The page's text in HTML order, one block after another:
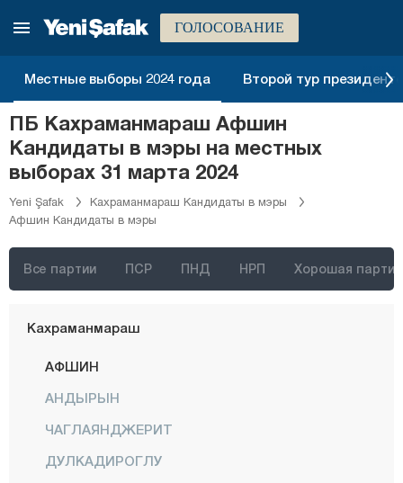
ГОЛОСОВАНИЕ
Местные выборы 2024 года Второй тур
ПБ Кахраманмараш Афшин
Кандидаты в мэры на местных
выборах 31 марта 2024
Yeni Şafak
Кахраманмараш Кандидаты в мэры
Афшин Кандидаты в мэры
Все партии ПСР ПНД НРП Хорошая партия
Эрзурум
Газиантеп
Гиресун
Гюмюшхане
Хаккяри
Хатай
Ыспарта
Кахраманмараш
АФШИН
АНДЫРЫН
ЧАГЛАЯНДЖЕРИТ
ДУЛКАДИРОГЛУ